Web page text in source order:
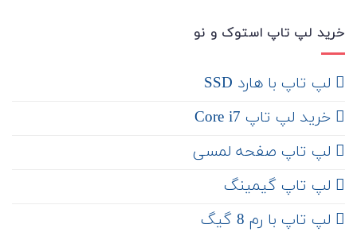
خرید لپ تاپ استوک و نو
لپ تاپ با هارد SSD
خرید لپ تاپ Core i7
لپ تاپ صفحه لمسی
لپ تاپ گیمینگ
لپ تاپ با رم 8 گیگ